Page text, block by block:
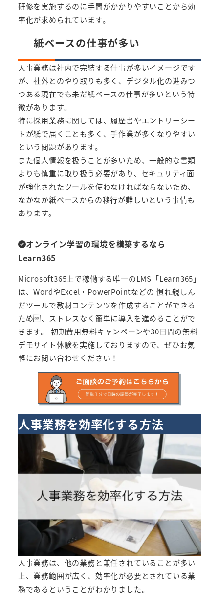
研修を実施するのに手間がかかりやすいことから効
率化が求められています。
紙ベースの仕事が多い
人事業務は社内で完結する仕事が多いイメージです
が、社外とのやり取りも多く、デジタル化の進みつ
つある現在でも未だ紙ベースの仕事が多いという特
徴があります。
特に採用業務に関しては、履歴書やエントリーシー
トが紙で届くことも多く、手作業が多くなりやすい
という問題があります。
また個人情報を扱うことが多いため、一般的な書類
よりも慎重に取り扱う必要があり、セキュリティ面
が強化されたツールを使わなければならないため、
なかなか紙ベースからの移行が難しいという事情も
あります。
オンライン学習の環境を構築するなら
Learn365
Microsoft365上で稼働する唯一のLMS「Learn365」
は、WordやExcel・PowerPointなどの 慣れ親しん
だツールで教材コンテンツを作成することができる
ため、ストレスなく簡単に導入を進めることがで
きます。 初期費用無料キャンペーンや30日間の無料
デモサイト体験を実施しておりますので、ぜひお気
軽にお問い合わせください！
人事業務を効率化する方法
人事業務は、他の業務と兼任されていることが多い
上、業務範囲が広く、効率化が必要とされている業
務であるということがわかりました。